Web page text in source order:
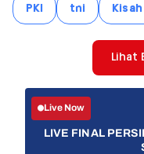
PKI tni
Lihat
Live Now
LIVE FINAL